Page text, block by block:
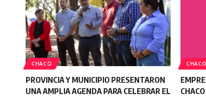
CHACO
PROVINCIA Y MUNICIPIO PRESENTARON
UNA AMPLIA AGENDA PARA CELEBRAR EL
CHACO